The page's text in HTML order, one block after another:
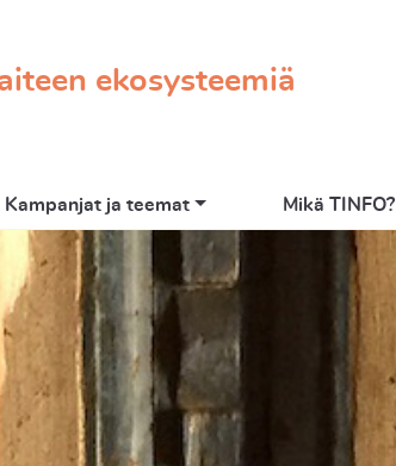
ekosysteemiä
Kampanjat ja teemat Mikä TINFO?